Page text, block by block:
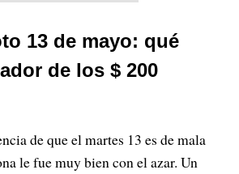
13 de mayo: qué
de los $ 200
de que el martes 13 es de mala
le fue muy bien con el azar. Un